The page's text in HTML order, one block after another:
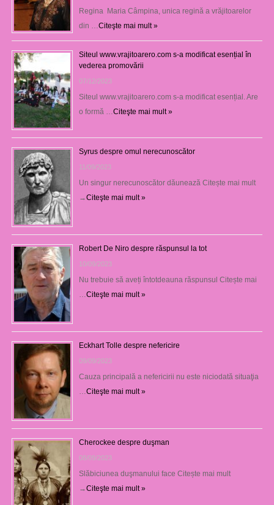
Regina Maria Câmpina, unica regină a vrăjitoarelor
din … Citeşte mai mult »
Siteul www.vrajitoarero.com s-a modificat esențial în
vederea promovării
07/12/2023
Siteul www.vrajitoarero.com s-a modificat esențial. Are
o formă … Citeşte mai mult »
Syrus despre omul nerecunoscător
11/09/2023
Un singur nerecunoscător dăunează Citește mai mult
→Citeşte mai mult »
Robert De Niro despre răspunsul la tot
10/09/2023
Nu trebuie să aveți întotdeauna răspunsul Citește mai
Citeşte mai mult »
Eckhart Tolle despre nefericire
09/09/2023
Cauza principală a nefericirii nu este niciodată situaţia
Citeşte mai mult »
Cherockee despre duşman
08/09/2023
Slăbiciunea duşmanului face Citește mai mult
→Citeşte mai mult »